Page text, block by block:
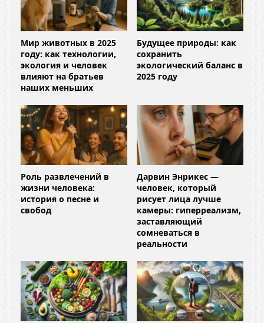
Мир животных в 2025
году: как технологии,
экология и человек
влияют на братьев
наших меньших
Будущее природы: как
сохранить
экологический баланс в
2025 году
Роль развлечений в
жизни человека:
история о песне и
свобод
Дарвин Энрикес —
человек, который
рисует лица лучше
камеры: гиперреализм,
заставляющий
сомневаться в
реальности